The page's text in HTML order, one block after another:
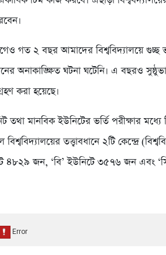
২ বছর আমাদের বিশ্ববিদ্যালয়ে গুচ্ছ
অনাকাঙ্ক্ষিত ঘটনা ঘটেনি। এ বছরও
করা হয়েছে।
তথা মানবিক ইউনিটের ভর্তি পরীক্ষার
তত্ত্বাবধানে ২টি কেন্দ্রে
৪৮২৯ জন, ‘বি’ ইউনিটে ৩৫৭৬ জন এবং